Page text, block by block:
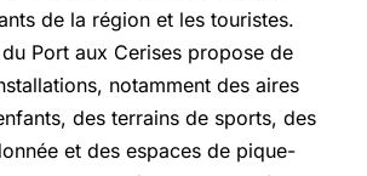
de la région et les touristes.
du Port aux Cerises propose de
notamment des aires
des terrains de sports, des
et des espaces de pique-